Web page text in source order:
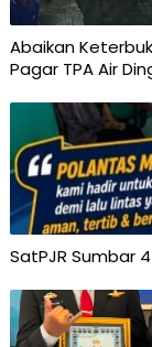
Abaikan
Pagar TPA Air
SatPJR Sumbar